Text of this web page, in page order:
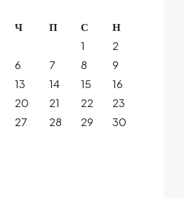
Ч П С
Н
1
2
6 7 8
9
13 14 15
16
20 21 22
23
27 28 29
30